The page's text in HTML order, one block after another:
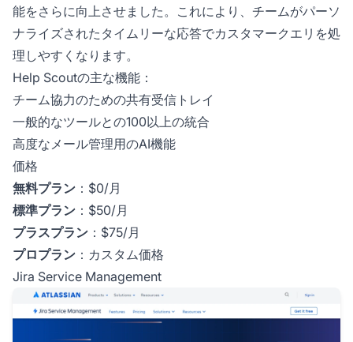
能をさらに向上させました。これにより、チームがパーソ
ナライズされたタイムリーな応答でカスタマークエリを処
理しやすくなります。
Help Scoutの主な機能：
チーム協力のための共有受信トレイ
一般的なツールとの100以上の統合
高度なメール管理用のAI機能
価格
無料プラン ：$0/月
標準プラン ：$50/月
プラスプラン ：$75/月
プロプラン ：カスタム価格
Jira Service Management